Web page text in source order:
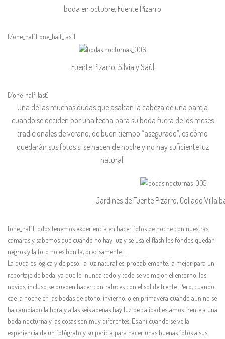
boda en octubre, Fuente Pizarro
[/one_half][one_half_last]
Fuente Pizarro, Silvia y Saúl
[/one_half_last]
Una de las muchas dudas que asaltan la cabeza de una pareja
cuando se deciden por una fecha para su boda fuera de los meses
tradicionales de verano, de buen tiempo “asegurado”, es cómo
quedarán sus fotos si se hacen de noche y no hay suficiente luz
natural.
Jardines de Fuente Pizarro, Collado
[one_half]Todos tenemos experiencia en hacer fotos de noche con nuestras
cámaras y sabemos que cuando no hay luz y se usa el flash los fondos quedan
negros y la foto no es bonita, precisamente…
La duda es lógica y de peso: la luz natural es, probablemente, la mejor para un
reportaje de boda, ya que lo inunda todo y todo se ve mejor, el entorno, los
novios, incluso se pueden hacer contraluces con el sol de frente. Pero, cuando
cae la noche en las bodas de otoño, invierno, o en primavera cuando aun no se
ha cambiado la hora y a las seis apenas hay luz de calidad estamos frente a una
boda nocturna y las cosas son muy diferentes. Es ahí cuando se ve la
experiencia de un fotógrafo y su pericia para hacer unas buenas fotos a sus